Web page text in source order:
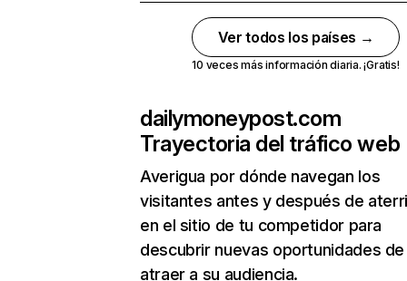
Ver todos los países →
10 veces más información diaria. ¡Gratis!
dailymoneypost.com
Trayectoria del tráfico web
Averigua por dónde navegan los
visitantes antes y después de
en el sitio de tu competidor para
descubrir nuevas oportunidades de
atraer a su audiencia.